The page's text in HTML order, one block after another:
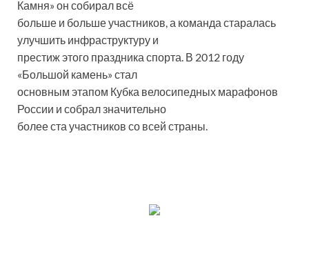
Камня» он собирал всё
больше и больше участников, а команда старалась
улучшить инфраструктуру и
престиж этого праздника спорта. В 2012 году
«Большой камень» стал
основным этапом Кубка велосипедных марафонов
России и собрал значительно
более ста участников со всей страны.